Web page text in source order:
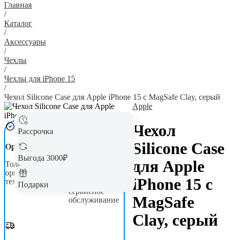
Главная
/
Каталог
/
Аксессуары
/
Чехлы
/
Чехлы для iPhone 15
/
Чехол Silicone Case для Apple iPhone 15 с MagSafe Clay, серый
Рассрочка
Выгода 3000₽
Подарки
Оригинал
Только новая,
оригинальная
техника
сервисное
обслуживание
Apple
Чехол
Silicone Case
для Apple
iPhone 15 с
MagSafe
Clay, серый